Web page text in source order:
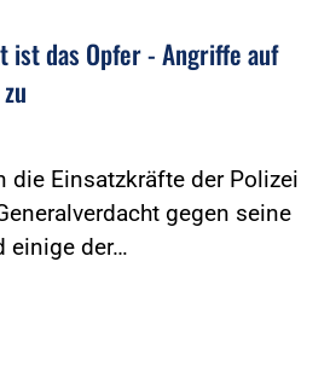
ist das Opfer - Angriffe auf
die Einsatzkräfte der Polizei
gegen seine
einige der…